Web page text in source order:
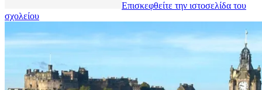
Επισκεφθείτε την ιστοσελίδα του
σχολείου